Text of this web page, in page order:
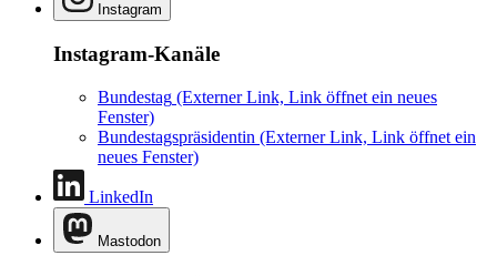
Instagram
Instagram-Kanäle
Bundestag (Externer Link, Link öffnet ein neues
Fenster)
Bundestagspräsidentin (Externer Link, Link öffnet ein
neues Fenster)
LinkedIn
Mastodon